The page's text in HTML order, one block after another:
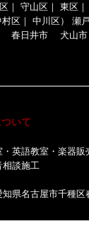
｜ 守山区 ｜ 東区 ｜
村区 ｜ 中川区） 瀬
春日井市 犬山市
いて
英語教室・楽器販
相談施工
県名古屋市千種